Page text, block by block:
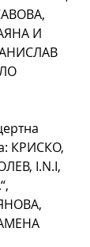
И
КРИСКО,
I.N.I,